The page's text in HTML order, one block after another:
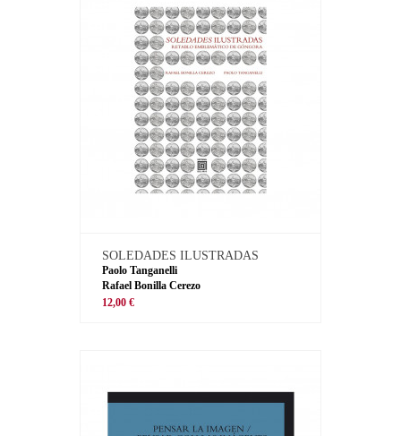
SOLEDADES ILUSTRADAS
Paolo Tanganelli
Rafael Bonilla Cerezo
12,00 €